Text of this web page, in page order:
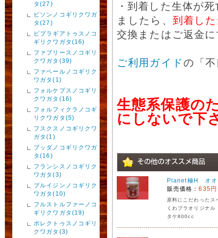
タ(27)
ビソンノコギリクワガ
タ(27)
ビプラギアトゥスノコ
ギリクワガタ(16)
ファブリースノコギリ
クワガタ(39)
ファベールノコギリク
ワガタ(1)
フォルケプスノコギリ
クワガタ(16)
フォルフィクラノコギ
リクワガタ(5)
フスクスノコギリクワ
ガタ(1)
ブッダノコギリクワガ
タ(16)
フランシスノコギリク
ワガタ(3)
ブルイジンノコギリク
ワガタ(10)
フルストルファーノコ
ギリクワガタ(19)
ポレクトゥスノコギリ
クワガタ(3)
・到着した生体が
ましたら、 到着し
交換またはご返金
ご利用ガイドの「
生態系保護の
にしないで下
Planet極H オオ
販売価格：635円
原料にこだわったス
くわプラオリジナ
タケ800cc